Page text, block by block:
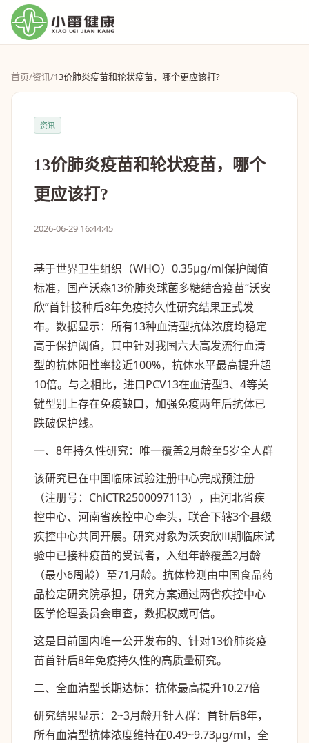
首页/资讯/13价肺炎疫苗和轮状疫苗，哪个更应该打?
资讯
13价肺炎疫苗和轮状疫苗，哪个
更应该打?
2026-06-29 16:44:45
基于世界卫生组织（WHO）0.35μg/ml保护阈值
标准，国产沃森13价肺炎球菌多糖结合疫苗“沃安
欣”首针接种后8年免疫持久性研究结果正式发
布。数据显示：所有13种血清型抗体浓度均稳定
高于保护阈值，其中针对我国六大高发流行血清
型的抗体阳性率接近100%，抗体水平最高提升超
10倍。与之相比，进口PCV13在血清型3、4等关
键型别上存在免疫缺口，加强免疫两年后抗体已
跌破保护线。
一、8年持久性研究：唯一覆盖2月龄至5岁全人群
该研究已在中国临床试验注册中心完成预注册
（注册号：ChiCTR2500097113），由河北省疾
控中心、河南省疾控中心牵头，联合下辖3个县级
疾控中心共同开展。研究对象为沃安欣Ⅲ期临床试
验中已接种疫苗的受试者，入组年龄覆盖2月龄
（最小6周龄）至71月龄。抗体检测由中国食品药
品检定研究院承担，研究方案通过两省疾控中心
医学伦理委员会审查，数据权威可信。
这是目前国内唯一公开发布的、针对13价肺炎疫
苗首针后8年免疫持久性的高质量研究。
二、全血清型长期达标：抗体最高提升10.27倍
研究结果显示：2~3月龄开针人群：首针后8年，
所有血清型抗体浓度维持在0.49~9.73μg/ml，全